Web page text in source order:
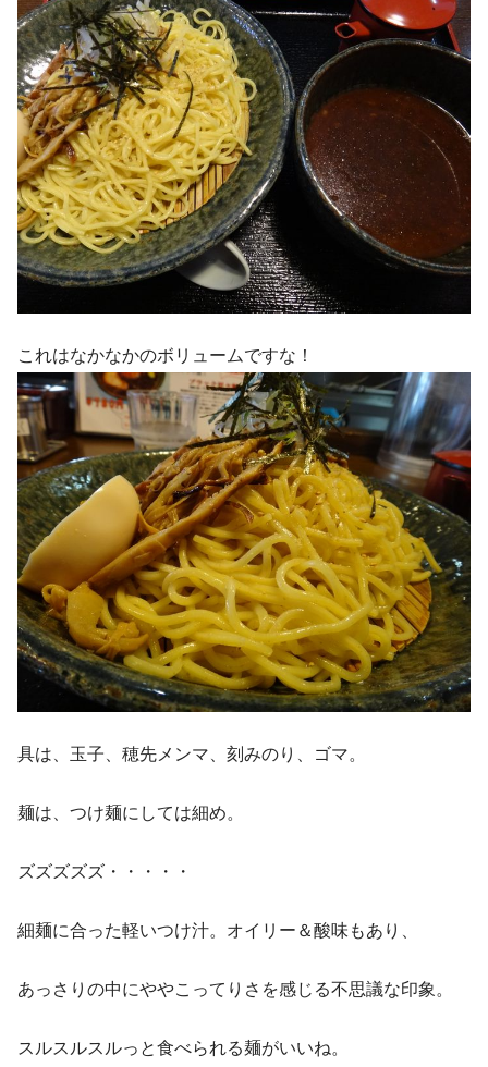
これはなかなかのボリュームですな！
具は、玉子、穂先メンマ、刻みのり、ゴマ。
麺は、つけ麺にしては細め。
ズズズズズ・・・・・
細麺に合った軽いつけ汁。オイリー＆酸味もあり、
あっさりの中にややこってりさを感じる不思議な印象。
スルスルスルっと食べられる麺がいいね。